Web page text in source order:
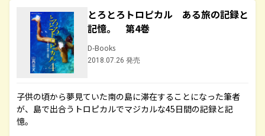
とろとろトロピカル ある旅の記録と
記憶。 第4巻
D-Books
2018.07.26 発売
子供の頃から夢見ていた南の島に滞在することになった筆者
が、島で出合うトロピカルでマジカルな45日間の記録と記
憶。